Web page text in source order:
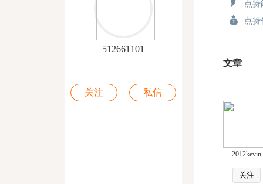
512661101
关注 私信
点赞
点赞
文章
2012kevin
关注